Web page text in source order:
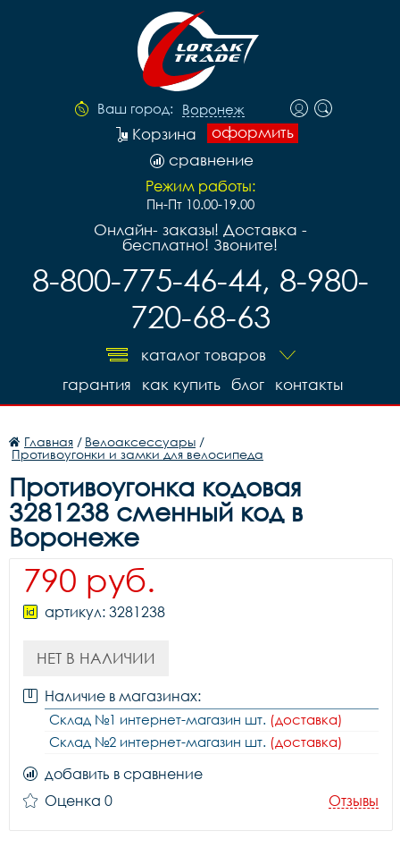
Ваш город: Воронеж
оформить
Корзина
сравнение
Режим работы:
Пн-Пт 10.00-19.00
Онлайн- заказы! Доставка -
бесплатно! Звоните!
8-800-775-46-44, 8-980-
720-68-63
каталог товаров
контакты
блог
как купить
гарантия
Главная / Велоаксессуары /
Противоугонки и замки для велосипеда
Противоугонка кодовая
3281238 сменный код в
Воронеже
790 руб.
артикул: 3281238
НЕТ В НАЛИЧИИ
Наличие в магазинах:
Склад №1 интернет-магазин шт. (доставка)
Склад №2 интернет-магазин шт. (доставка)
добавить в сравнение
Оценка 0
Отзывы